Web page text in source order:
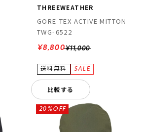
THREEWEATHER
GORE-TEX ACTIVE MITTON
TWG-6522
¥11,000
¥8,800
比較する
20%OFF